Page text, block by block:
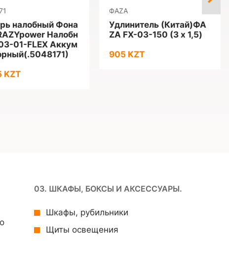
налобный Фона
Налобн
01-FLEX Аккум
KZT
ФАZА
Удлинитель (Китай)ФА
ZА FX-03-150 (3 х 1,5)
905 KZT
03. ШКАФЫ, БОКСЫ И АКСЕССУАРЫ.
Шкафы, рубильники
Щиты освещения